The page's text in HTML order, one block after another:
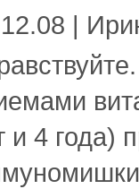
|
и 4 года)